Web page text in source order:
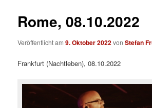
Rome, 08.10.2022
Veröffentlicht am9. Oktober 2022vonStefan
Frankfurt (Nachtleben), 08.10.2022